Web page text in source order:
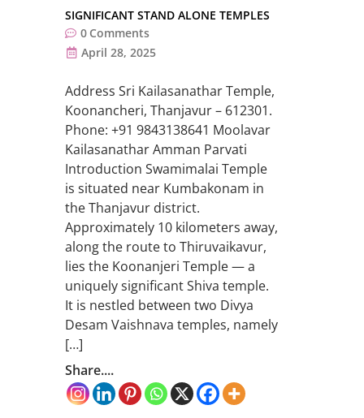
SIGNIFICANT STAND ALONE TEMPLES
0 Comments
April 28, 2025
Address Sri Kailasanathar Temple,
Koonancheri, Thanjavur – 612301.
Phone: +91 9843138641 Moolavar
Kailasanathar Amman Parvati
Introduction Swamimalai Temple
is situated near Kumbakonam in
the Thanjavur district.
Approximately 10 kilometers away,
along the route to Thiruvaikavur,
lies the Koonanjeri Temple — a
uniquely significant Shiva temple.
It is nestled between two Divya
Desam Vaishnava temples, namely
[…]
Share....